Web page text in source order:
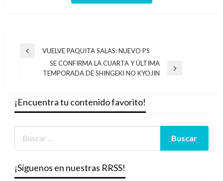
Navegación
entradas
Entrada
VUELVE PAQUITA SALAS: NUEVO PS
Entrada
SE CONFIRMA LA CUARTA Y ÚLTIMA
TEMPORADA DE SHINGEKI NO KYOJIN
¡Encuentra tu contenido favorito!
¡Síguenos en nuestras RRSS!